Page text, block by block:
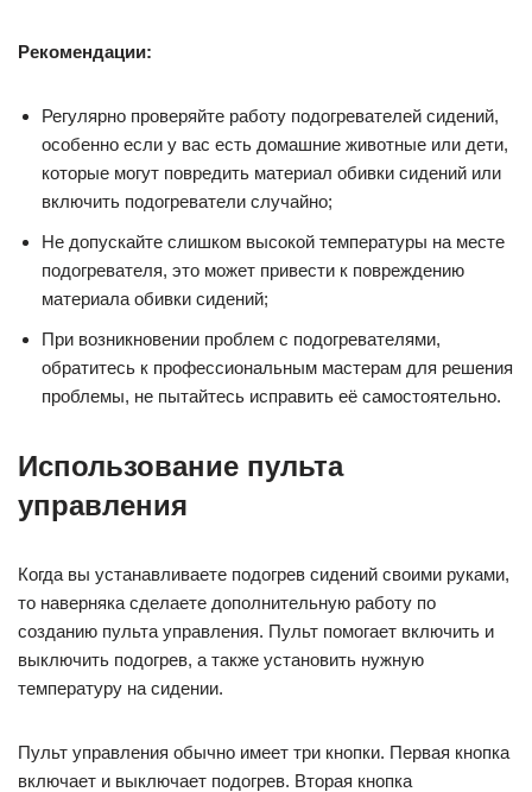
Рекомендации:
Регулярно проверяйте работу подогревателей сидений,
особенно если у вас есть домашние животные или дети,
которые могут повредить материал обивки сидений или
включить подогреватели случайно;
Не допускайте слишком высокой температуры на месте
подогревателя, это может привести к повреждению
материала обивки сидений;
При возникновении проблем с подогревателями,
обратитесь к профессиональным мастерам для решения
проблемы, не пытайтесь исправить её самостоятельно.
Использование пульта
управления
Когда вы устанавливаете подогрев сидений своими руками,
то наверняка сделаете дополнительную работу по
созданию пульта управления. Пульт помогает включить и
выключить подогрев, а также установить нужную
температуру на сидении.
Пульт управления обычно имеет три кнопки. Первая кнопка
включает и выключает подогрев. Вторая кнопка